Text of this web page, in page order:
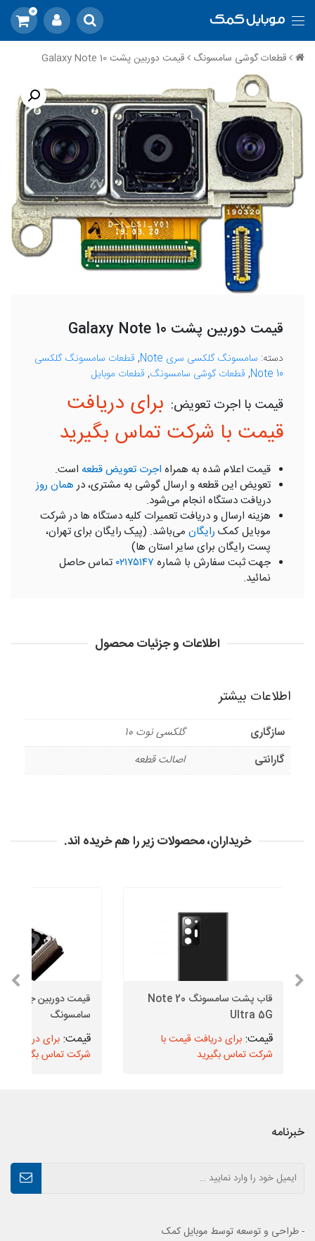
0
قطعات گوشی سامسونگ قیمت دوربین پشت Galaxy Note 10
قیمت دوربین پشت Galaxy Note 10
دسته: سامسونگ گلکسی سری Note , قطعات سامسونگ گلکسی
Note 10
, قطعات گوشی سامسونگ, قطعات موبایل
برای دریافت
قیمت با شرکت تماس بگیرید
قیمت اعلام شده به همراه اجرت تعویض قطعه است.
تعویض این قطعه و ارسال گوشی به مشتری، درهمان روز
دریافت دستگاه انجام می‌شود.
هزینه ارسال و دریافت تعمیرات کلیه دستگاه ها در شرکت
موبایل کمک رایگان می‌باشد. (پیک رایگان برای تهران،
پست رایگان برای سایر استان ها)
جهت ثبت سفارش با شماره ۰۲۱۷۵۱۴۷ تماس حاصل
نمائید.
اطلاعات و جزئیات محصول
اطلاعات بیشتر
سازگاری
گلکسی نوت 10
گارانتی
اصالت قطعه
خریداران، محصولات زیر را هم خریده اند.
قاب پشت سامسونگ Note 20
Ultra 5G
برای دریافت قیمت با
شرکت تماس بگیرید
سامسونگ
برای دریافت
شرکت تماس بگیرید
خبرنامه
- طراحی و توسعه توسط موبایل کمک